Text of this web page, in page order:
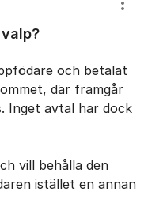
och betalat
där framgår
Inget avtal har dock
vill behålla den
istället en annan